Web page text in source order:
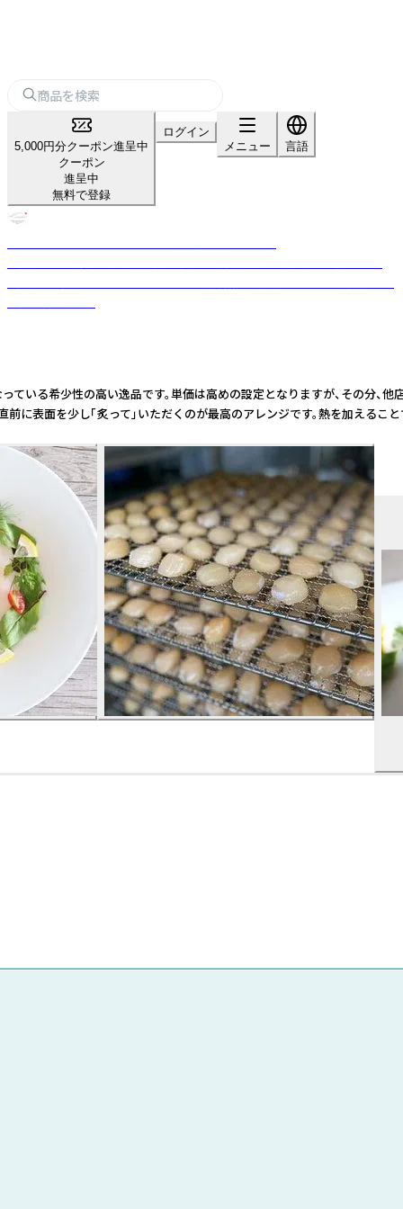
5,000円分クーポン進呈中
クーポン
進呈中
無料で登録
ログイン
メニュー
言語
る希少性の高い逸品です。単価は高めの設定となりますが、そ
面を少し「炙って」いただくのが最高のアレンジです。熱を加